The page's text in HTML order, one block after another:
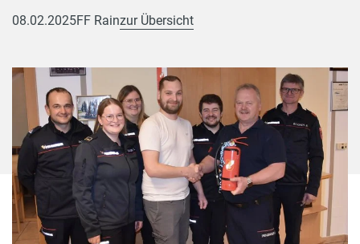
08.02.2025FF Rainzur Übersicht